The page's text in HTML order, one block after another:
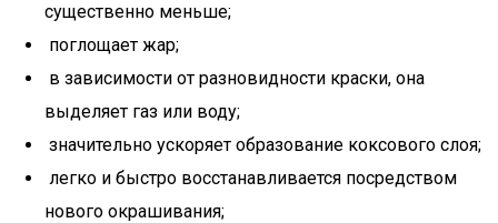
существенно меньше;
поглощает жар;
в зависимости от разновидности краски, она
выделяет газ или воду;
значительно ускоряет образование коксового слоя;
легко и быстро восстанавливается посредством
нового окрашивания;